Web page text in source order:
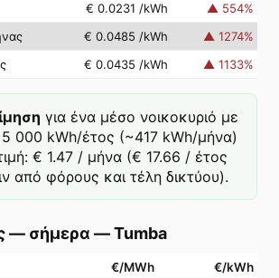
€ 0.0231 /kWh ▲ 554%
€ 0.0485 /kWh ▲ 1274%
€ 0.0435 /kWh ▲ 1133%
για ένα μέσο νοικοκυριό με
000 kWh/έτος (~417 kWh/μήνα)
€ 1.47 / μήνα (€ 17.66 / έτος
από φόρους και τέλη δικτύου).
— σήμερα —Tumba
€/MWh €/kWh